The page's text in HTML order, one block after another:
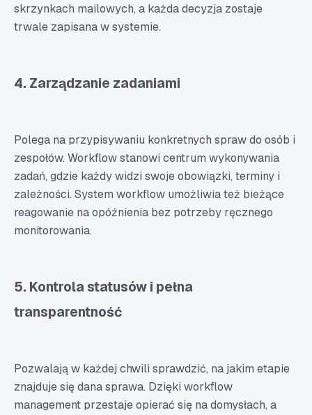
skrzynkach mailowych, a każda decyzja zostaje
trwale zapisana w systemie.
4. Zarządzanie zadaniami
Polega na przypisywaniu konkretnych spraw do osób i
zespołów. Workflow stanowi centrum wykonywania
zadań, gdzie każdy widzi swoje obowiązki, terminy i
zależności. System workflow umożliwia też bieżące
reagowanie na opóźnienia bez potrzeby ręcznego
monitorowania.
5. Kontrola statusów i pełna
transparentność
Pozwalają w każdej chwili sprawdzić, na jakim etapie
znajduje się dana sprawa. Dzięki workflow
management przestaje opierać się na domysłach, a